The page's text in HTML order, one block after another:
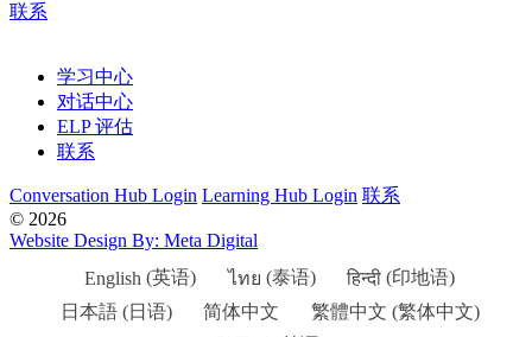
联系
学习中心
对话中心
ELP 评估
联系
Conversation Hub Login Learning Hub Login 联系
© 2026
Website Design By: Meta Digital
English (英语) ไทย (泰语) हिन्दी (印地语)
日本語(日语) 简体中文 繁體中文 (繁体中文)